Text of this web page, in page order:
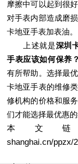
摩擦中可以起到很
对手表内部造成磨
卡地亚手表加表油。
上述就是深圳
手表应该如何保养
有所帮助。选择最
卡地亚手表的维修
修机构的价格和服
们才能选择最优惠
本文链接
shanghai.cn/ppzx/